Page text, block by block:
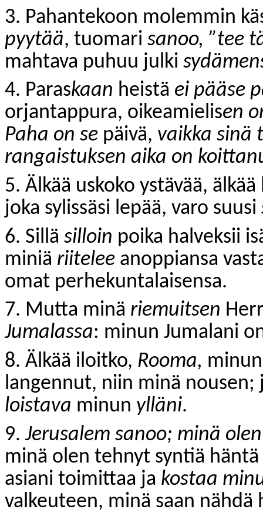
3. Pahantekoon molemmin
pyytää, tuomari sanoo, ”tee
mahtava puhuu julki
4. Paraskaan heistä ei pääse
orjantappura, oikeamielisen
Paha on se päivä, vaikka sinä
rangaistuksen aika on
5. Älkää uskoko ystävää,
joka sylissäsi lepää, varo suusi
6. Sillä silloin poika halveksii
miniä riitelee anoppiansa
omat perhekuntalaisensa.
7. Mutta minä riemuitsen
Jumalassa: minun Jumalani
8. Älkää iloitko, Rooma,
langennut, niin minä nousen;
loistava minun ylläni.
9. Jerusalem sanoo; minä
minä olen tehnyt syntiä
asiani toimittaa ja kostaa
valkeuteen, minä saan nähdä